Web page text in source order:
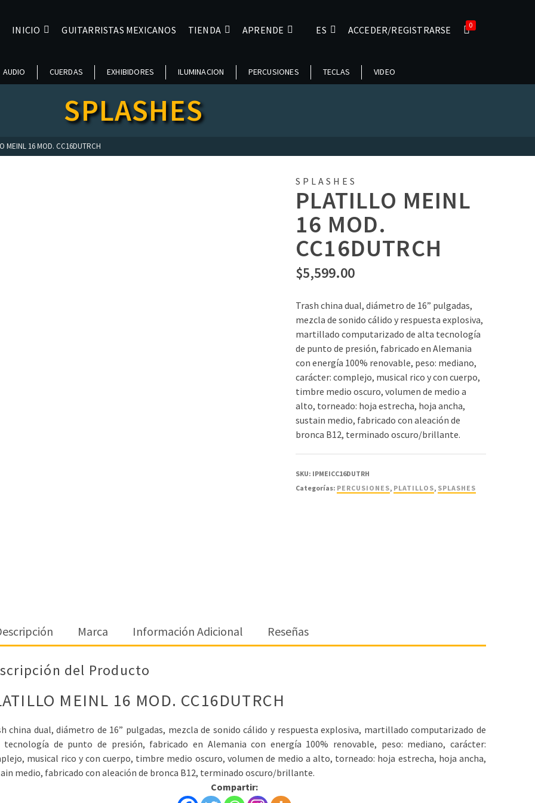
INICIO GUITARRISTAS MEXICANOS TIENDA APRENDE ES ACCEDER/REGISTRARSE 0
AUDIO CUERDAS EXHIBIDORES ILUMINACION PERCUSIONES TECLAS VIDEO
SPLASHES
MEINL 16 MOD. CC16DUTRCH
SPLASHES
PLATILLO MEINL
16 MOD.
CC16DUTRCH
$5,599.00
Trash china dual, diámetro de 16” pulgadas,
mezcla de sonido cálido y respuesta explosiva,
martillado computarizado de alta tecnología
de punto de presión, fabricado en Alemania
con energía 100% renovable, peso: mediano,
carácter: complejo, musical rico y con cuerpo,
timbre medio oscuro, volumen de medio a
alto, torneado: hoja estrecha, hoja ancha,
sustain medio, fabricado con aleación de
bronca B12, terminado oscuro/brillante.
SKU: IPMEICC16DUTRH
Categorías: PERCUSIONES, PLATILLOS, SPLASHES
Marca Información Adicional Reseñas
del Producto
MEINL 16 MOD. CC16DUTRCH
china dual, diámetro de 16” pulgadas, mezcla de sonido cálido y respuesta explosiva, martillado computarizado de
de punto de presión, fabricado en Alemania con energía 100% renovable, peso: mediano, carácter:
musical rico y con cuerpo, timbre medio oscuro, volumen de medio a alto, torneado: hoja estrecha, hoja ancha,
medio, fabricado con aleación de bronca B12, terminado oscuro/brillante.
Compartir: